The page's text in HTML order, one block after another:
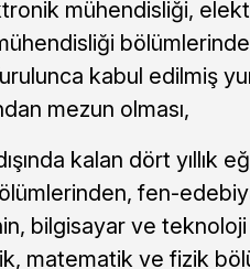
mühendisliği,
kabul edilmiş
mezun olması,
kalan dört yıllık
fen-
bilgisayar ve
matematik ve fizik